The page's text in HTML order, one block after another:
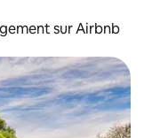
sur Airbnb